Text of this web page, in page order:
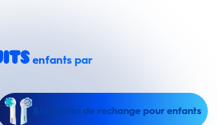
enfants par
Brossettes de rechange pour enfants